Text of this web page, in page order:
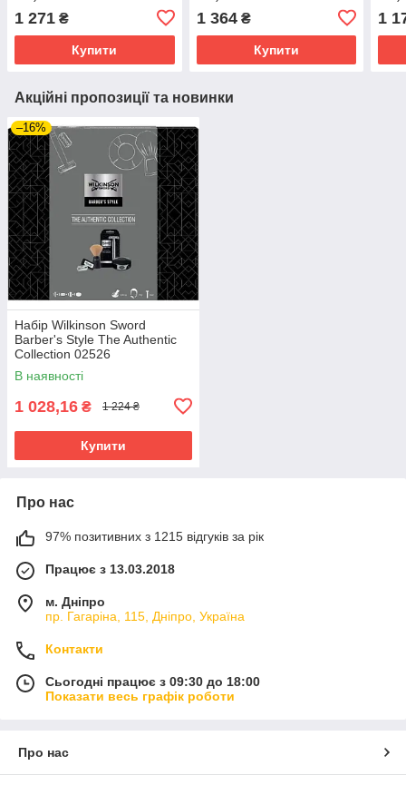
Nivea Men Protect & Care
100 мл
1 271 ₴
Купити
Proraso Green 100 мл
1 364₴
Купити
1
Акційні пропозиції та новинки
–16%
Набір Wilkinson Sword
Barber's Style The Authentic
Collection 02526
В наявності
1 028,16 ₴ 1 224 ₴
Купити
Про нас
97% позитивних з 1215 відгуків за рік
Працює з 13.03.2018
м. Дніпро
пр. Гагаріна, 115, Дніпро, Україна
Контакти
Сьогодні працює з 09:30 до 18:00
Показати весь графік роботи
Про нас